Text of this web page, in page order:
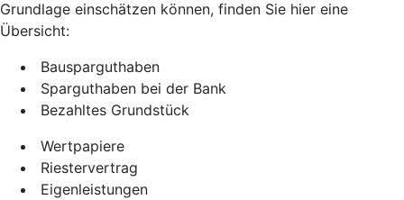
Grundlage einschätzen können, finden Sie hier eine
Übersicht:
Bausparguthaben
Sparguthaben bei der Bank
Bezahltes Grundstück
Wertpapiere
Riestervertrag
Eigenleistungen